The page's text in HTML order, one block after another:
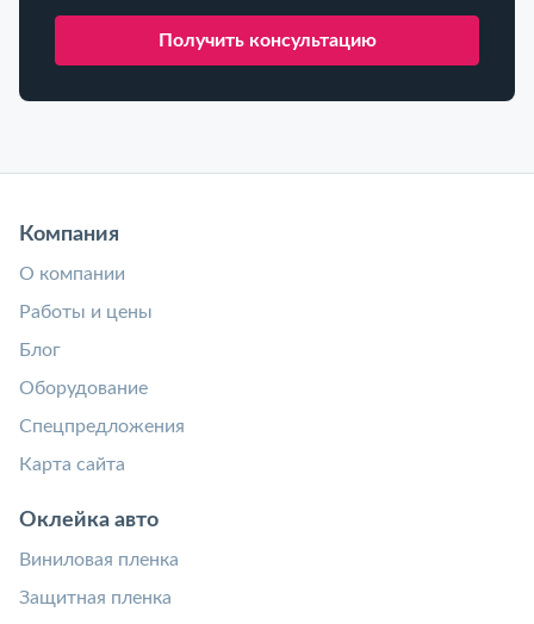
Компания
О компании
Работы и цены
Блог
Оборудование
Спецпредложения
Карта сайта
Оклейка авто
Виниловая пленка
Защитная пленка